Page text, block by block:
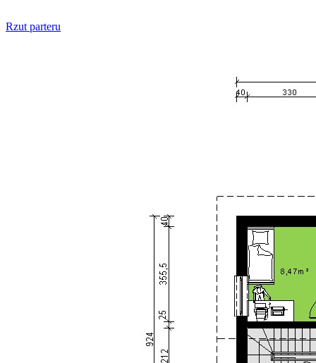
Rzut parteru